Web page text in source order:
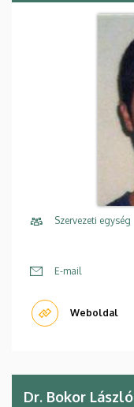
Szervezeti egység
E-mail
Weboldal
Dr. Bokor László